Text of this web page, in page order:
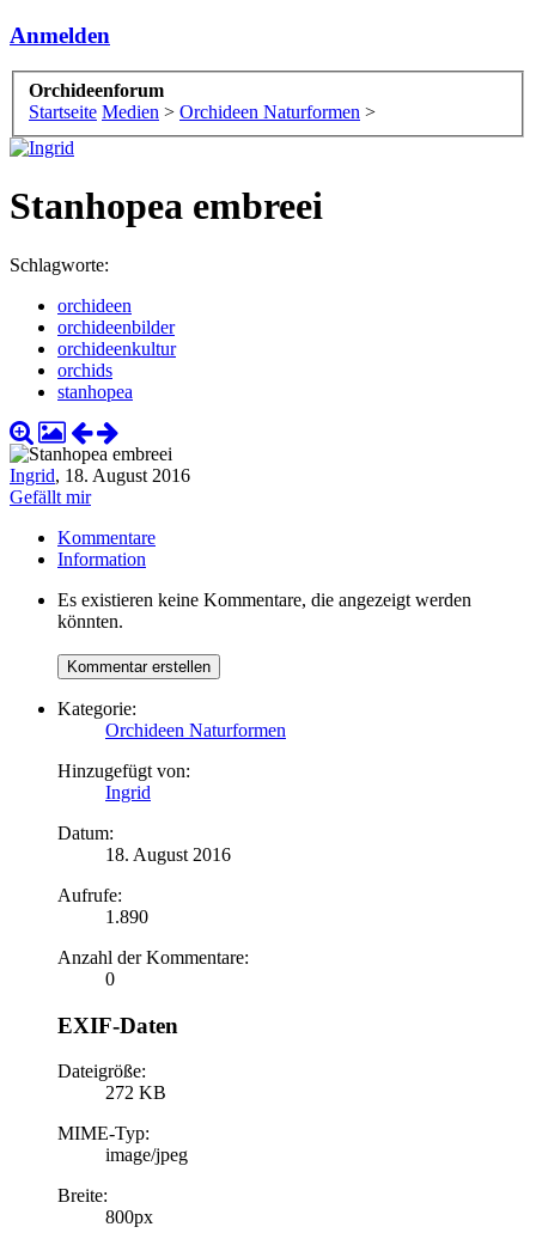
Anmelden
Orchideenforum
Startseite Medien > Orchideen Naturformen >
Stanhopea embreei
Schlagworte:
orchideen
orchideenbilder
orchideenkultur
orchids
stanhopea
Ingrid, 18. August 2016
Gefällt mir
Kommentare
Information
Es existieren keine Kommentare, die angezeigt werden
könnten.
Kategorie:
Orchideen Naturformen
Hinzugefügt von:
Ingrid
Datum:
18. August 2016
Aufrufe:
1.890
Anzahl der Kommentare:
0
EXIF-Daten
Dateigröße:
272 KB
MIME-Typ:
image/jpeg
Breite:
800px